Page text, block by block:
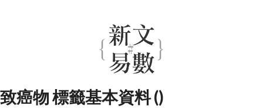
致癌物 標籤基本資料 ()